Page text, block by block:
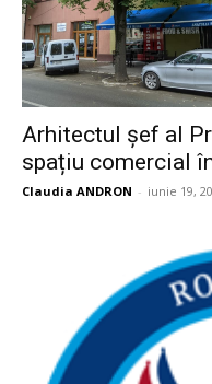
Arhitectul șef al
spațiu comercial
Claudia ANDRON - iunie 19,